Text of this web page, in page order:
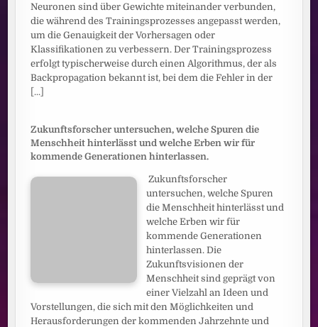
Neuronen sind über Gewichte miteinander verbunden,
die während des Trainingsprozesses angepasst werden,
um die Genauigkeit der Vorhersagen oder
Klassifikationen zu verbessern. Der Trainingsprozess
erfolgt typischerweise durch einen Algorithmus, der als
Backpropagation bekannt ist, bei dem die Fehler in der
[...]
Zukunftsforscher untersuchen, welche Spuren die
Menschheit hinterlässt und welche Erben wir für
kommende Generationen hinterlassen.
Zukunftsforscher
untersuchen, welche Spuren
die Menschheit hinterlässt und
welche Erben wir für
kommende Generationen
hinterlassen. Die
Zukunftsvisionen der
Menschheit sind geprägt von
einer Vielzahl an Ideen und
Vorstellungen, die sich mit den Möglichkeiten und
Herausforderungen der kommenden Jahrzehnte und